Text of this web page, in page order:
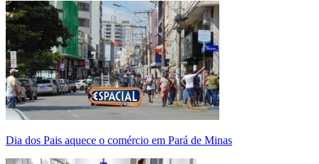
Dia dos Pais aquece o comércio em Pará de Minas